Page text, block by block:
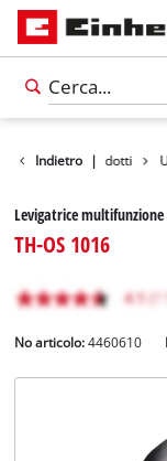
Indietro |Prodotti
Levigatrice multifunzione
TH-OS 1016
No articolo: 4460610